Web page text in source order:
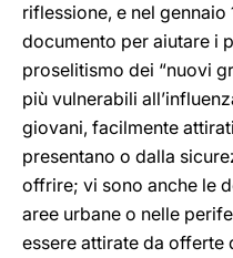
riflessione, e nel
documento per aiutare i
proselitismo dei “nuovi
più vulnerabili
giovani, facilmente
presentano o dalla
offrire; vi sono anche le
aree urbane o nelle
essere attirate da